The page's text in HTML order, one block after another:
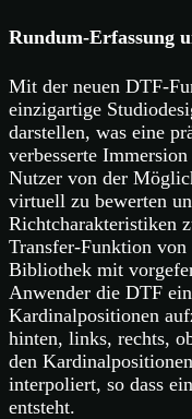
Rundum-Erfassung
Mit der neuen DTF-
einzigartige
darstellen, was eine
verbesserte
Nutzer von der
virtuell zu bewerten
Richtcharakteristiken
Transfer-Funktion
Bibliothek mit
Anwender die DTF
Kardinalpositionen
hinten, links, rechts,
den
interpoliert, so dass
entsteht.